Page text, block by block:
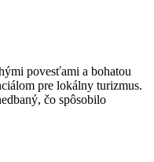
povesťami a bohatou
pre lokálny turizmus.
čo spôsobilo